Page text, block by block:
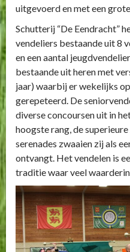
uitgevoerd en met een
Schutterij “De Eendracht”
vendeliers bestaande uit 8
en een aantal
bestaande uit heren met
jaar) waarbij er wekelijks
gerepeteerd. De
diverse concoursen uit in
hoogste rang, de
serenades zwaaien zij als
ontvangt. Het vendelen is
traditie waar veel